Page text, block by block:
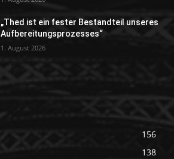
„Thed ist ein fester Bestandteil unseres
Aufbereitungsprozesses“
1. August 2026
156
138